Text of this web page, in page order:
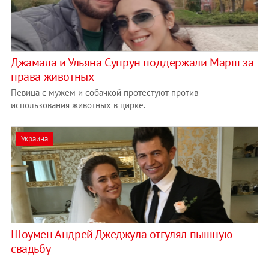
Джамала и Ульяна Супрун поддержали Марш за
права животных
Певица с мужем и собачкой протестуют против
использования животных в цирке.
Украина
Шоумен Андрей Джеджула отгулял пышную
свадьбу